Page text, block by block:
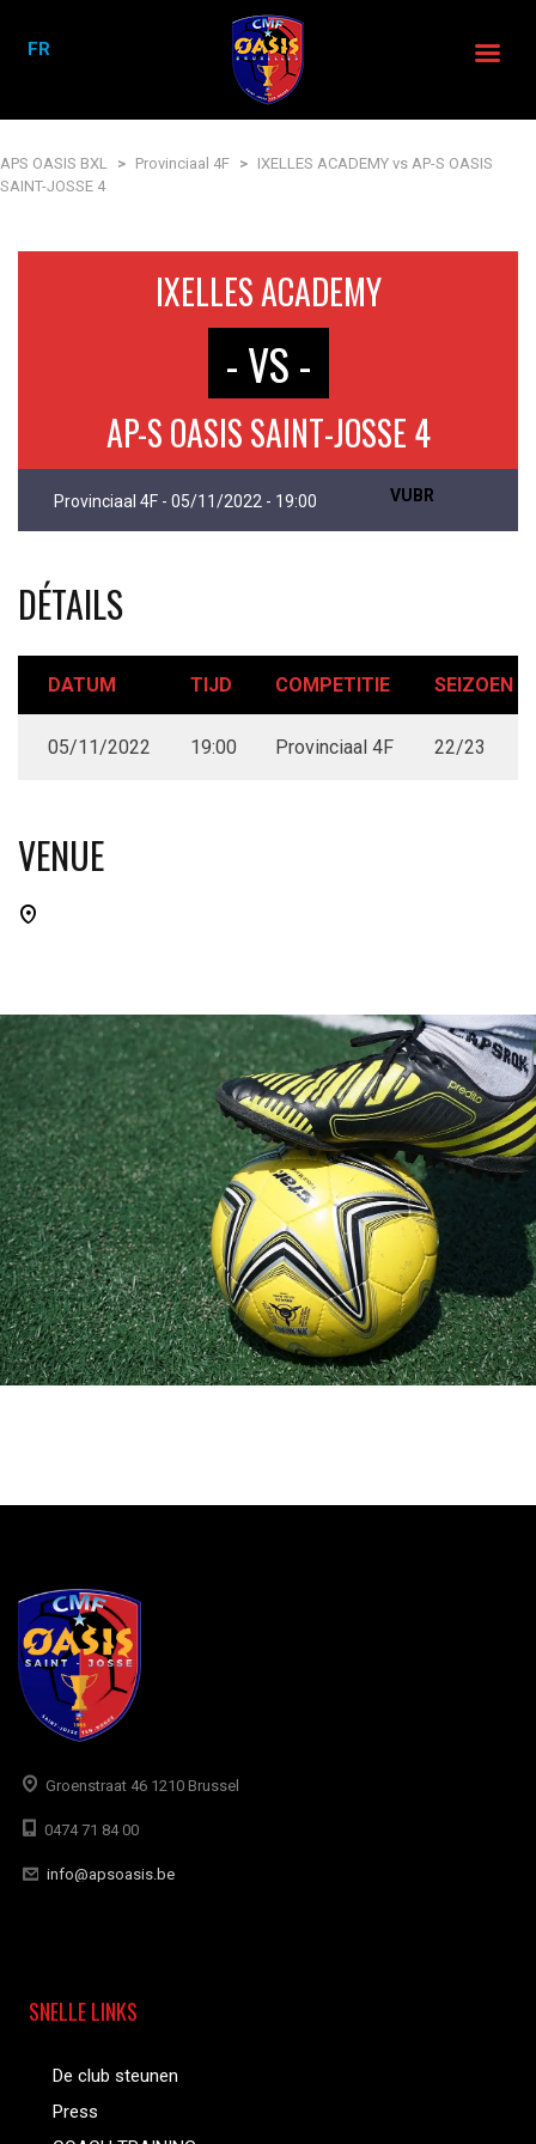
APS OASIS BXL > Provinciaal 4F > IXELLES ACADEMY vs AP-S OASIS
SAINT-JOSSE 4
IXELLES ACADEMY
- VS -
AP-S OASIS SAINT-JOSSE 4
Provinciaal 4F - 05/11/2022 - 19:00 VUBR
DÉTAILS
DATUM TIJD COMPETITIE SEIZOEN
05/11/2022 19:00 Provinciaal 4F 22/23
VENUE
Groenstraat 46 1210 Brussel
0474 71 84 00
info@apsoasis.be
SNELLE LINKS
De club steunen
Press
FR